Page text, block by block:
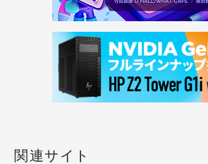
関連サイト